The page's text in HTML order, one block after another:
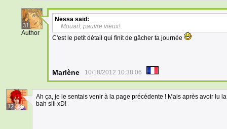
31
Author
Nessa said:
Mouarf, pauvre vieux!
C'est le petit détail qui finit de gâcher ta journée
Marlène 10/18/2012 10:38:06
12
Ah ça, je le sentais venir à la page précédente ! Mais après avoir lu
bah siii xD!